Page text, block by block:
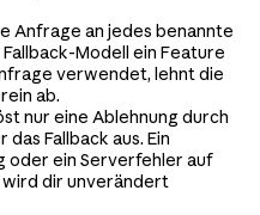
Anfrage an jedes benannte
Modell ein Feature
verwendet, lehnt die
ab.
nur eine Ablehnung durch
Fallback aus. Ein
oder ein Serverfehler auf
dir unverändert